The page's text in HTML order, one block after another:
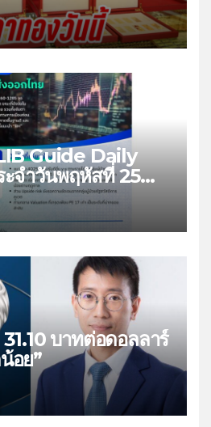
Guide Daily
จำวันพฤหัสที่ 25
วข้อ “ติดตามยอด
31.10 บาทต่อดอลลาร์
อย”